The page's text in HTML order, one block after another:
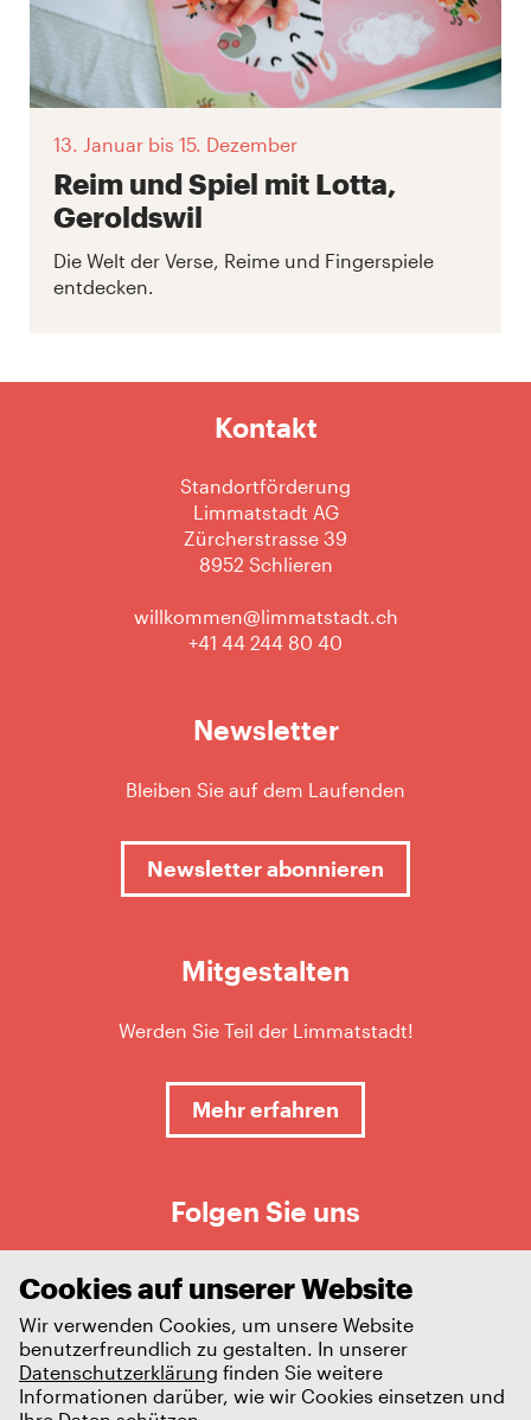
13. Januar bis 15. Dezember
Reim und Spiel mit Lotta,
Geroldswil
Die Welt der Verse, Reime und Fingerspiele
entdecken.
Kontakt
Standortförderung
Limmatstadt AG
Zürcherstrasse 39
8952 Schlieren
willkommen@limmatstadt.ch
+41 44 244 80 40
Newsletter
Bleiben Sie auf dem Laufenden
Newsletter abonnieren
Mitgestalten
Werden Sie Teil der Limmatstadt!
Mehr erfahren
Folgen Sie uns
Cookies auf unserer Website
Wir verwenden Cookies, um unsere Website
benutzerfreundlich zu gestalten. In unserer
Datenschutzerklärung finden Sie weitere
Informationen darüber, wie wir Cookies einsetzen und